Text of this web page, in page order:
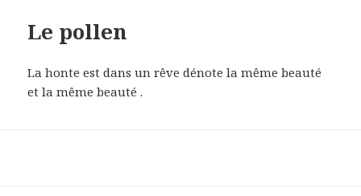
Le pollen
La honte est dans un rêve dénote la même beauté
et la même beauté .